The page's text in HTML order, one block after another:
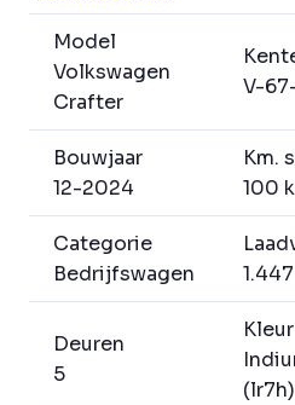
Model
Volkswagen
Crafter
V-
Bouwjaar
12-2024
Km.
100
Categorie
Bedrijfswagen
Deuren
5
Kleur